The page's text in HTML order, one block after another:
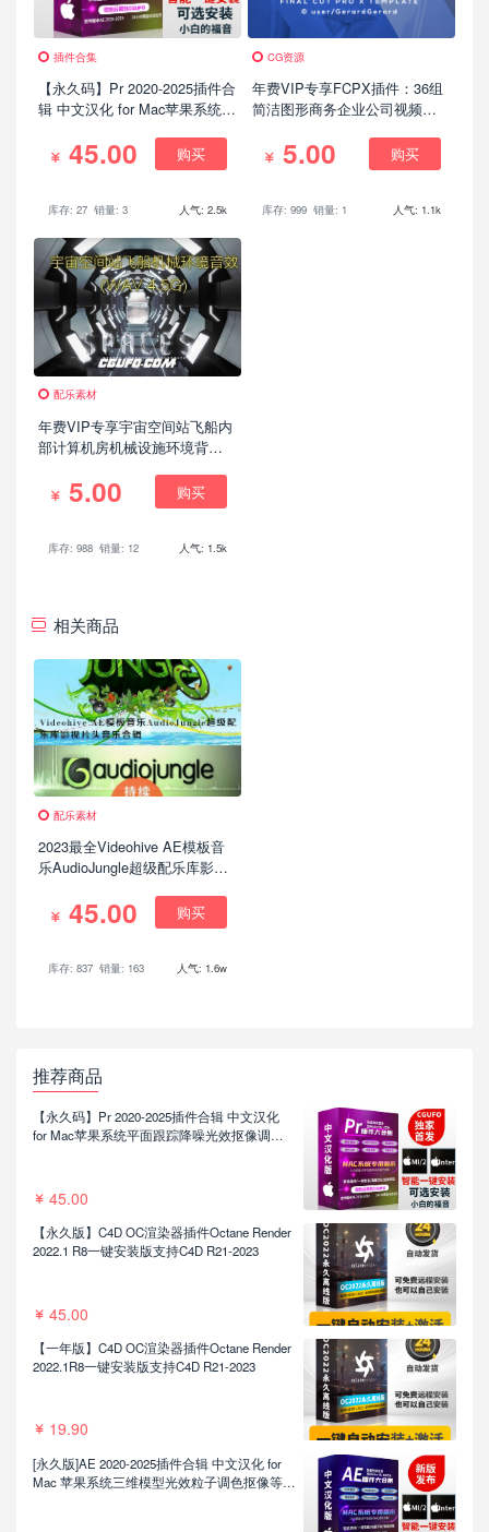
插件合集
【永久码】Pr 2020-2025插件合
辑 中文汉化 for Mac苹果系统平
图形红巨人系列等插件一键安
45.00 购买
库存: 27 销量: 3 人气: 2.5k
CG资源
年费VIP专享FCPX插件：36组
简洁图形商务企业公司视频转
5.00 购买
库存: 999 销量: 1 人气: 1.1k
配乐素材
年费VIP专享宇宙空间站飞船内
部计算机房机械设施环境背景
5.00 购买
库存: 988 销量: 12 人气: 1.5k
相关商品
配乐素材
2023最全Videohive AE模板音
乐AudioJungle超级配乐库影视
45.00 购买
库存: 837 销量: 163 人气: 1.6w
推荐商品
【永久码】Pr 2020-2025插件合辑 中文汉化
for Mac苹果系统平面跟踪降噪光效抠像调色
45.00
【永久版】C4D OC渲染器插件Octane Render
2022.1 R8一键安装版支持C4D R21-2023
45.00
【一年版】C4D OC渲染器插件Octane Render
2022.1R8一键安装版支持C4D R21-2023
19.90
[永久版]AE 2020-2025插件合辑 中文汉化 for
Mac 苹果系统三维模型光效粒子调色抠像等插